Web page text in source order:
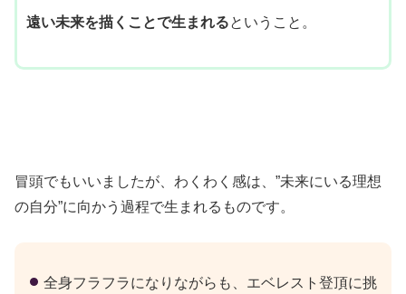
遠い未来を描くことで生まれるということ。
冒頭でもいいましたが、わくわく感は、”未来にいる理想
の自分”に向かう過程で生まれるものです。
全身フラフラになりながらも、エベレスト登頂に挑